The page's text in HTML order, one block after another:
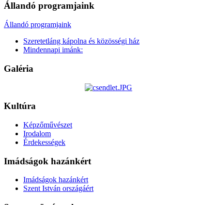
Állandó programjaink
Állandó programjaink
Szeretetláng kápolna és közösségi ház
Mindennapi imánk:
Galéria
Kultúra
Képzőművészet
Irodalom
Érdekességek
Imádságok hazánkért
Imádságok hazánkért
Szent István országáért